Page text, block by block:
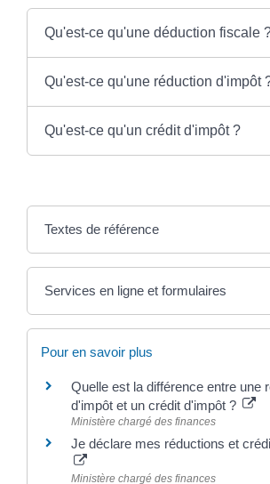
Qu'est-ce qu'une déduction fiscale
Qu'est-ce qu'une réduction d'impôt
Qu'est-ce qu'un crédit d'impôt ?
Textes de référence
Services en ligne et formulaires
Pour en savoir plus
Quelle est la différence entre une
d'impôt et un crédit d'impôt ?
Ministère chargé des finances
Je déclare mes réductions et
Ministère chargé des finances